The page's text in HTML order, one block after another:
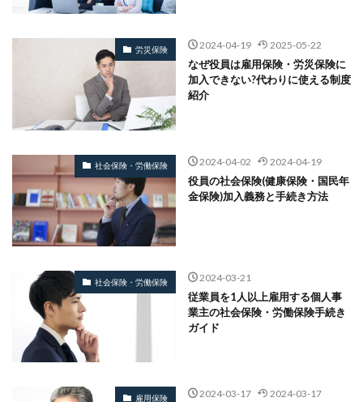
労災保険 2024-04-19 2025-05-22
なぜ役員は雇用保険・労災保険に
加入できない?代わりに使える制度
紹介
社会保険・労働保険 2024-04-02 2024-04-19
役員の社会保険(健康保険・国民年
金保険)加入義務と手続き方法
社会保険・労働保険 2024-03-21
従業員を1人以上雇用する個人事
業主の社会保険・労働保険手続き
ガイド
雇用保険 2024-03-17 2024-03-17